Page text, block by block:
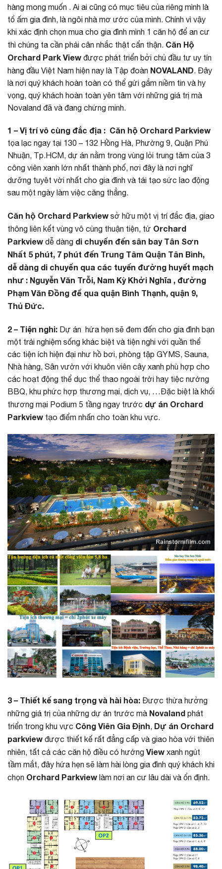
hàng mong muốn . Ai ai cũng có mục tiêu của riêng mình là
tổ ấm gia đình, là ngôi nhà mơ ước của mình. Chính vì vậy
khi xác định chọn mua cho gia đình mình 1 căn hộ để an cư
thì chúng ta cần phải cân nhắc thật cẩn thận. Căn Hộ
Orchard Park View được phát triển bởi chủ đầu tư uy tín
hàng đầu Việt Nam hiện nay là Tập đoàn NOVALAND. Đây
là nơi quý khách hoàn toàn có thể gửi gắm niềm tin và hy
vọng, quý khách hoàn toàn yên tâm với những giá trị mà
Novaland đã và đang chứng minh.
1 – Vị trí vô cùng đắc địa : Căn hộ Orchard Parkview
tọa lạc ngay tại 130 – 132 Hồng Hà, Phường 9, Quận Phú
Nhuận, Tp.HCM, dự án nằm trong vùng lỏi trung tâm của 3
công viên xanh lớn nhất thành phố, nơi đây là nơi nghĩ
dưỡng tuyêt vời nhất cho gia đình và tái tạo sức lao động
sau một ngày làm việc căng thẳng.
Căn hộ Orchard Parkview sở hữu một vị trí đắc địa, giao
thông liên kết vùng vô cùng thuận tiện, từ Orchard
Parkview dễ dàng di chuyển đến sân bay Tân Sơn
Nhất 5 phút, 7 phút đến Trung Tâm Quận Tân Bình,
dễ dàng di chuyển qua các tuyến đường huyết mạch
như : Nguyễn Văn Trỗi, Nam Kỳ Khởi Nghĩa , đường
Phạm Văn Đồng để qua quận Bình Thạnh, quận 9,
Thủ Đức.
2 – Tiện nghi: Dự án hứa hẹn sẽ đem đến cho gia đình bạn
một trải nghiệm sống khác biệt và tiện nghi với quần thể
các tiện ích hiện đại như hồ bơi, phòng tập GYMS, Sauna,
Nhà hàng, Sân vườn với khuôn viên cây xanh phù hợp cho
các hoạt động thể dục thể thao ngoài trời hay tiệc nướng
BBQ, khu phức hợp thương mại, dịch vụ, …Đặc biệt là khối
thương mại Podium 5 tầng ngay trước dự án Orchard
Parkview tạo điểm nhấn cho toàn khu vực.
3 – Thiết kế sang trọng và hài hòa: Được thừa hưởng
những giá trị của những dự án trước mà Novaland phát
triển trong khu vực Công Viên Gia Định, Dự án Orchard
parkview được thiết kế rất đẳng cấp và giao hòa với thiên
nhiên, tất cả các căn hộ điều có hướng View xanh ngút
tầm mắt, đây hứa hẹn sẽ làm hài lòng gia đình quý khách khi
chọn Orchard Parkview làm nơi an cư lâu dài và ổn định.